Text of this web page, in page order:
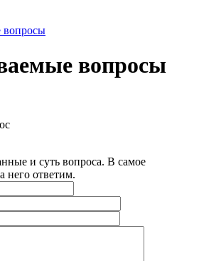
вопросы
вопросы
и суть вопроса. В самое
него ответим.